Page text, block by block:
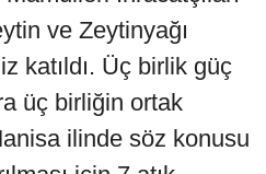
ve Zeytinyağı
katıldı. Üç birlik güç
üç birliğin ortak
ilinde söz konusu